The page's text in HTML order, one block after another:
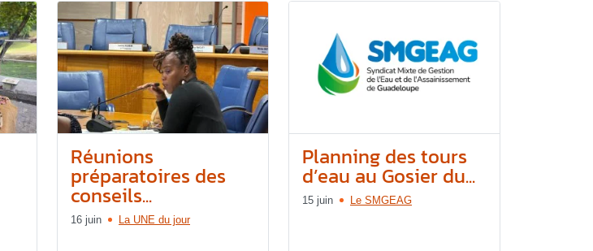
Réunions
préparatoires des
conseils...
16 juin La UNE du jour
Planning des tours
d’eau au Gosier du...
15 juin Le SMGEAG